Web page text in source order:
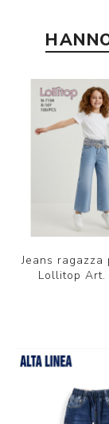
Jeans ragazza
Lollitop Art.